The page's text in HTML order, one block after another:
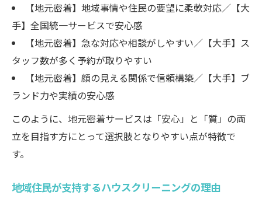
【地元密着】地域事情や住民の要望に柔軟対応／【大
手】全国統一サービスで安心感
【地元密着】急な対応や相談がしやすい／【大手】ス
タッフ数が多く予約が取りやすい
【地元密着】顔の見える関係で信頼構築／【大手】ブ
ランド力や実績の安心感
このように、地元密着サービスは「安心」と「質」の両
立を目指す方にとって選択肢となりやすい点が特徴で
す。
地域住民が支持するハウスクリーニングの理由